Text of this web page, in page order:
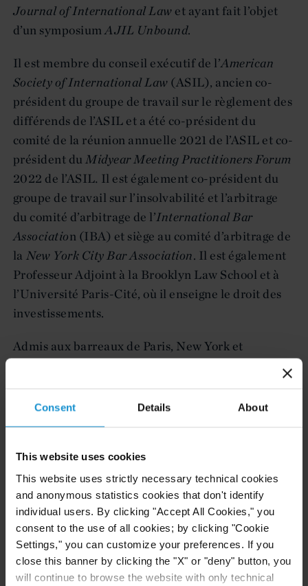
Consent Details About
This website uses cookies
This website uses strictly necessary technical cookies
and anonymous statistics cookies that don't identify
individual users. By clicking "Accept All Cookies," you
consent to the use of all cookies; by clicking "Cookie
Settings," you can customize your preferences. If you
close this banner by clicking the "X" or "deny" button, you
will continue to browse the website with only technical
Journal of International Law et ayant fait l’objet
d’un symposiumAJIL Unbound.
Il est membre du conseil exécutif de l’American
Society of International Law (ASIL), ancien co-
président du groupe de travail sur le règlement des
différends de l’ASIL et a été co-président du
comité de la réunion annuelle 2021 de l’ASIL et co-
président duMidyear Meeting Practitioners Forum
2022 de l’ASIL. Il est également co-président du
groupe de travail sur l’insolvabilité et l’arbitrage
du comité d’arbitrage de l’International Bar
Association (IBA) et siège au comité d’arbitrage de
la New York City Bar Association. Il est également
Professeur Adjoint à la Brooklyn Law School et à
l’Université Paris-Cité, où il enseigne le droit des
investissements.
Admis aux barreaux de Paris, New York et
common law
et en droit comparé. Il a étudié à
l’Université Paris II Panthéon-Assas, l’Université
assistant de recherche auprès du professeur José
E. Alvarez et rédacteur duJournal of International
Law and Politics. Avant de rejoindre Curtis, il a
travaillé comme juriste d’entreprise pour l’une des
plus grandes sociétés de construction au monde et
a été stagiaire à la Cour internationale d’arbitrage
de la CCI et à la Cour internationale de Justice.